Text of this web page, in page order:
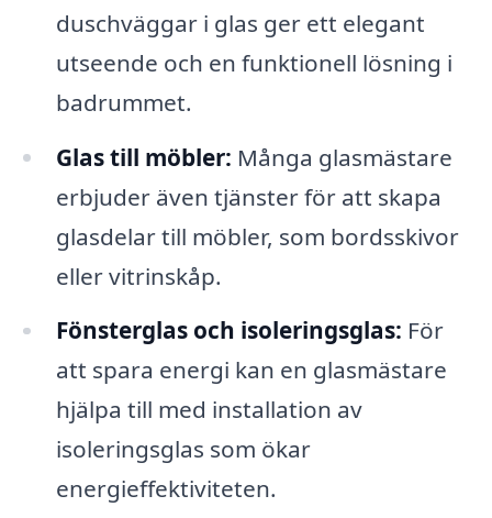
duschväggar i glas ger ett elegant
utseende och en funktionell lösning i
badrummet.
Glas till möbler: Många glasmästare
erbjuder även tjänster för att skapa
glasdelar till möbler, som bordsskivor
eller vitrinskåp.
Fönsterglas och isoleringsglas: För
att spara energi kan en glasmästare
hjälpa till med installation av
isoleringsglas som ökar
energieffektiviteten.